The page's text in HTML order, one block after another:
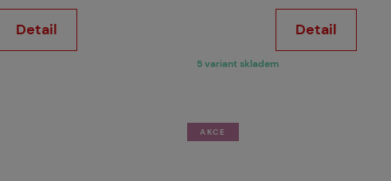
Detail Detail
5 variant skladem
AKCE